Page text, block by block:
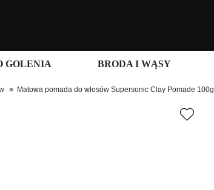
GOLENIA BRODA I WĄSY
Matowa pomada do włosów Supersonic Clay Pomade 100g